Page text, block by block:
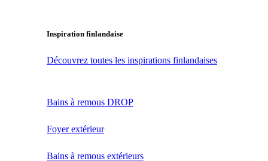
Inspiration finlandaise
Découvrez toutes les inspirations finlandaises
Bains à remous DROP
Foyer extérieur
Bains à remous extérieurs